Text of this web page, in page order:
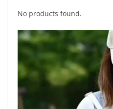
No products found.
Videospelare